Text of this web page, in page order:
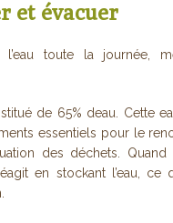
et évacuer
toute la journée,
de 65% deau. Cette
essentiels pour le
des déchets.
en stockant l’eau, ce